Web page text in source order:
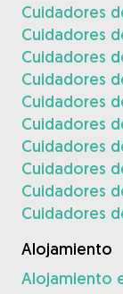
Cuidadores
Cuidadores
Cuidadores
Cuidadores
Cuidadores
Cuidadores
Cuidadores
Cuidadores
Cuidadores
Cuidadores
Alojamiento
Alojamiento